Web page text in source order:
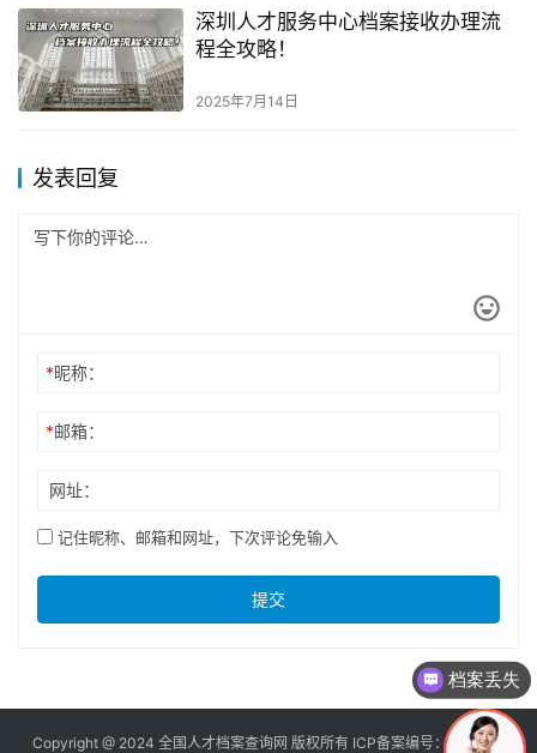
深圳人才服务中心档案接收办理流
程全攻略！
2025年7月14日
发表回复
*昵称：
*邮箱：
网址：
记住昵称、邮箱和网址，下次评论免输入
提交
Copyright @ 2024 全国人才档案查询网 版权所有 ICP备案编号： 京ICP备
档案丢失